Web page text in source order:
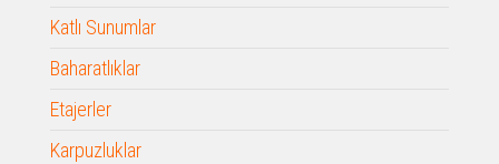
Katlı Sunumlar
Baharatlıklar
Etajerler
Karpuzluklar